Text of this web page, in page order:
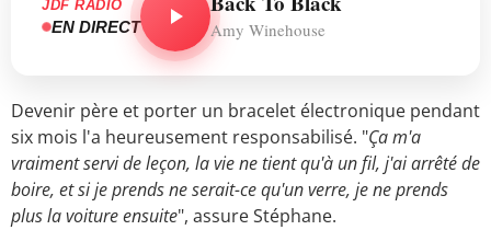
JDF RADIO
EN DIRECT Amy Winehouse
Devenir père et porter un bracelet électronique pendant
six mois l'a heureusement responsabilisé. "Ça m'a
vraiment servi de leçon, la vie ne tient qu'à un fil, j'ai arrêté de
boire, et si je prends ne serait-ce qu'un verre, je ne prends
plus la voiture ensuite", assure Stéphane.